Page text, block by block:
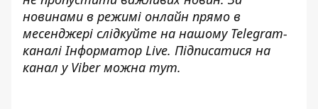
новинами в режимі онлайн прямо в
месенджері слідкуйте на нашому Telegram-
каналіІнформатор Live. Підписатися на
канал у Viber можна тут.